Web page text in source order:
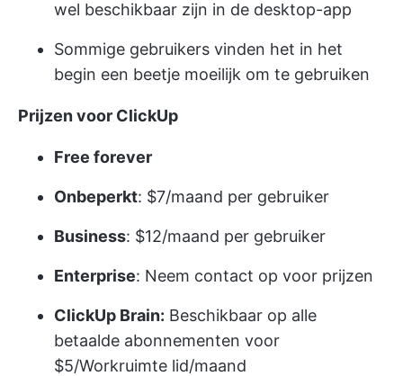
wel beschikbaar zijn in de desktop-app
Sommige gebruikers vinden het in het
begin een beetje moeilijk om te gebruiken
Prijzen voor ClickUp
Free forever
Onbeperkt: $7/maand per gebruiker
Business: $12/maand per gebruiker
Enterprise: Neem contact op voor prijzen
ClickUp Brain: Beschikbaar op alle
betaalde abonnementen voor
$5/Workruimte lid/maand